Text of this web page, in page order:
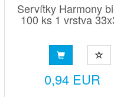
Servítky Harmony
100 ks 1 vrstva
0,94 EUR